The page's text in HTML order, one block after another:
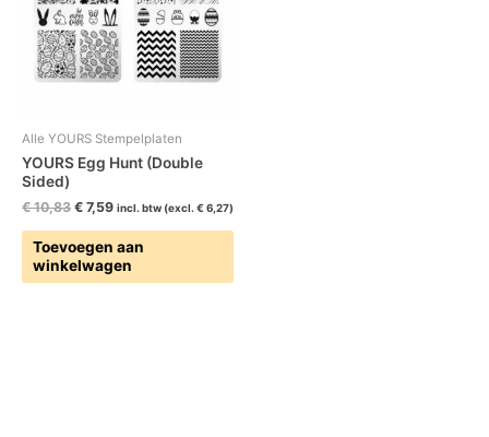
Alle YOURS Stempelplaten
YOURS Egg Hunt (Double
Sided)
€10,83 € 7,59 incl. btw (excl. € 6,27)
Toevoegen aan
winkelwagen